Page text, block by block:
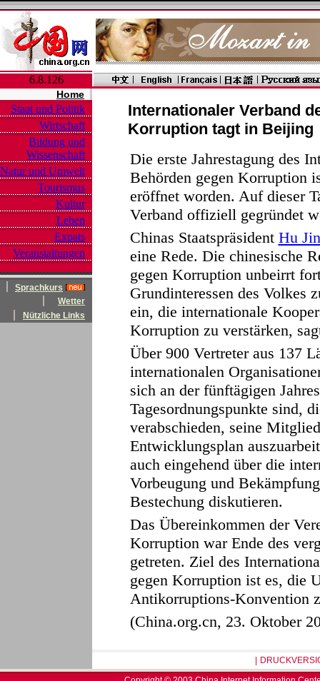
6.8.126
Home
Staat und Politik
Wirtschaft
Bildung und
Wissenschaft
Natur und Umwelt
Tourismus
Kultur
Leben
Expats
Veranstaltungen
Sprachkurs
Wetter
Nützliche Links
Internationaler Verband
Korruption tagt in Beijing
Die erste Jahrestagung des
Behörden gegen Korruption
eröffnet worden. Auf dieser
Verband offiziell gegründet
Chinas Staatspräsident Hu
eine Rede. Die chinesische
gegen Korruption unbeirrt
Grundinteressen des Volkes
ein, die internationale
Korruption zu verstärken,
Über 900 Vertreter aus 137
internationalen
sich an der fünftägigen
Tagesordnungspunkte sind,
verabschieden, seine
Entwicklungsplan
auch eingehend über die
Vorbeugung und
Bestechung diskutieren.
Das Übereinkommen der
Korruption war Ende des
getreten. Ziel des
gegen Korruption ist es, die
Antikorruptions-Konvention
(China.org.cn, 23. Oktober